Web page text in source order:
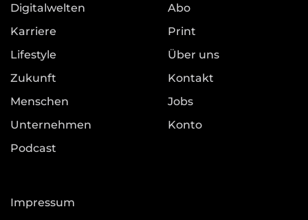
Digitalwelten
Karriere
Lifestyle
Zukunft
Menschen
Unternehmen
Podcast
Abo
Print
Über uns
Kontakt
Jobs
Konto
Impressum